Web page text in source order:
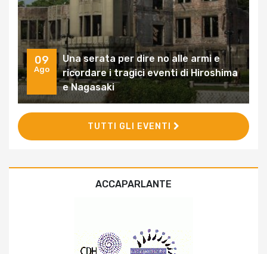
09
Ago
Una serata per dire no alle armi e
ricordare i tragici eventi di Hiroshima
e Nagasaki
TUTTI GLI EVENTI
ACCAPARLANTE